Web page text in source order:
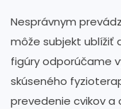
Nesprávnym
môže subjekt ublížiť
figúry odporúčame
skúseného
prevedenie cvikov a